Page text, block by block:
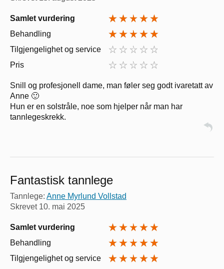
Samlet vurdering
Behandling
Tilgjengelighet og service
Pris
Snill og profesjonell dame, man føler seg godt ivaretatt av
Anne 🙂
Hun er en solstråle, noe som hjelper når man har
tannlegeskrekk.
Fantastisk tannlege
Tannlege: Anne Myrlund Vollstad
Skrevet 10. mai 2025
Samlet vurdering
Behandling
Tilgjengelighet og service